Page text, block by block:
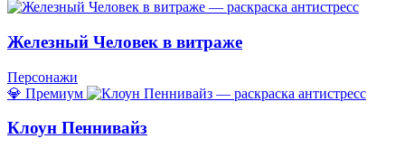
Железный Человек в витраже
Персонажи
💎 Премиум
Клоун Пеннивайз